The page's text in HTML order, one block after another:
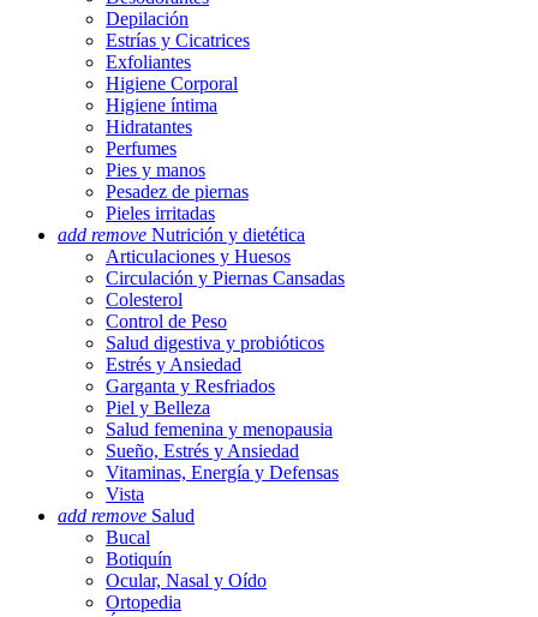
Depilación
Estrías y Cicatrices
Exfoliantes
Higiene Corporal
Higiene íntima
Hidratantes
Perfumes
Pies y manos
Pesadez de piernas
Pieles irritadas
add remove Nutrición y dietética
Articulaciones y Huesos
Circulación y Piernas Cansadas
Colesterol
Control de Peso
Salud digestiva y probióticos
Estrés y Ansiedad
Garganta y Resfriados
Piel y Belleza
Salud femenina y menopausia
Sueño, Estrés y Ansiedad
Vitaminas, Energía y Defensas
Vista
add remove Salud
Bucal
Botiquín
Ocular, Nasal y Oído
Ortopedia